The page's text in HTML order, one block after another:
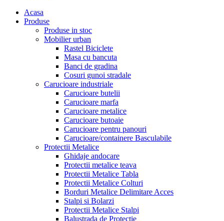
Acasa
Produse
Produse in stoc
Mobilier urban
Rastel Biciclete
Masa cu bancuta
Banci de gradina
Cosuri gunoi stradale
Carucioare industriale
Carucioare butelii
Carucioare marfa
Carucioare metalice
Carucioare butoaie
Carucioare pentru panouri
Carucioare/containere Basculabile
Protectii Metalice
Ghidaje andocare
Protectii metalice teava
Protectii Metalice Tabla
Protectii Metalice Colturi
Borduri Metalice Delimitare Acces
Stalpi si Bolarzi
Protectii Metalice Stalpi
Balustrada de Protectie